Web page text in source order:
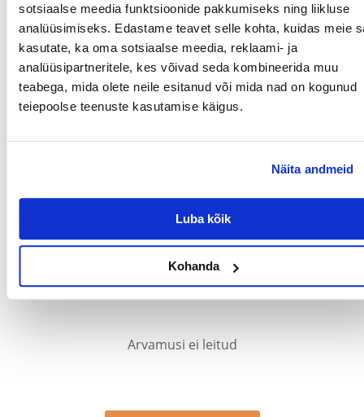
sotsiaalse meedia funktsioonide pakkumiseks ning liikluse
analüüsimiseks. Edastame teavet selle kohta, kuidas meie
kasutate, ka oma sotsiaalse meedia, reklaami- ja
analüüsipartneritele, kes võivad seda kombineerida muu
teabega, mida olete neile esitanud või mida nad on kogunud
teiepoolse teenuste kasutamise käigus.
Näita andmeid
Luba kõik
Kohanda
Et tagada nõuetekohane
Hea puurihügieeni tagamiseks on soovitatav liiva vahetada 2-3 korda
nädalas.
Parameetrid
PAKENDI KAAL (KG): 1.5
PRODUCENT: VITAPOL
Ainult registreeritud FERA.EE kliendid, kes on toote ostnud,
saavad seda hinnata. Tärnireiting on kõigi hinnangute
kui ka negatiivsed hinnangud.
Arvamusi ei leitud